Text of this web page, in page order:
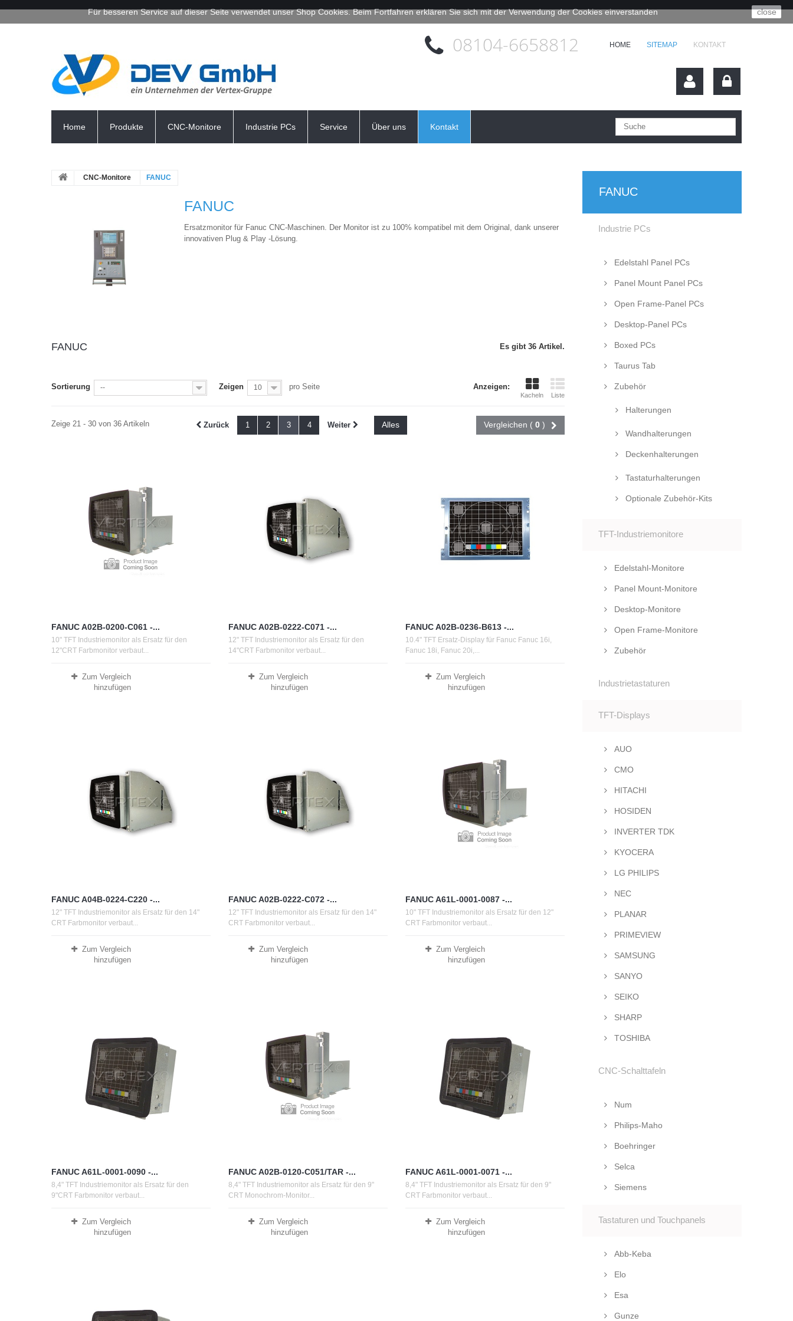
HOME SITEMAP KONTAKT
08104-6658812
Home Produkte CNC-Monitore Industrie PCs Service Über uns Kontakt
CNC-Monitore FANUC
FANUC
Ersatzmonitor für Fanuc CNC-Maschinen. Der Monitor ist zu 100% kompatibel mit dem Original, dank unserer
innovativen Plug & Play -Lösung.
FANUC Es gibt 36 Artikel.
Anzeigen:
Kacheln Liste
Sortierung -- Zeigen 10 pro Seite
Vergleichen ( 0 )
Alles
Zurück 1 2 3 4 Weiter
Zeige 21 - 30 von 36 Artikeln
FANUC A02B-0200-C061 -...
10" TFT Industriemonitor als Ersatz für den
12"CRT Farbmonitor verbaut...
Zum Vergleich
hinzufügen
FANUC A02B-0222-C071 -...
12" TFT Industriemonitor als Ersatz für den
14"CRT Farbmonitor verbaut...
Zum Vergleich
hinzufügen
FANUC A02B-0236-B613 -...
10.4" TFT Ersatz-Display für Fanuc Fanuc 16i,
Fanuc 18i, Fanuc 20i,...
Zum Vergleich
hinzufügen
FANUC A04B-0224-C220 -...
12" TFT Industriemonitor als Ersatz für den 14"
CRT Farbmonitor verbaut...
Zum Vergleich
hinzufügen
FANUC A02B-0222-C072 -...
12" TFT Industriemonitor als Ersatz für den 14"
CRT Farbmonitor verbaut...
Zum Vergleich
hinzufügen
FANUC A61L-0001-0087 -...
10" TFT Industriemonitor als Ersatz für den 12"
CRT Farbmonitor verbaut...
Zum Vergleich
hinzufügen
FANUC A61L-0001-0090 -...
8,4" TFT Industriemonitor als Ersatz für den
9"CRT Farbmonitor verbaut...
Zum Vergleich
hinzufügen
FANUC A02B-0120-C051/TAR -...
8,4" TFT Industriemonitor als Ersatz für den 9"
CRT Monochrom-Monitor...
Zum Vergleich
hinzufügen
FANUC A61L-0001-0071 -...
8,4" TFT Industriemonitor als Ersatz für den 9"
CRT Farbmonitor verbaut...
Zum Vergleich
hinzufügen
FANUC
Industrie PCs
Edelstahl Panel PCs
Panel Mount Panel PCs
Open Frame-Panel PCs
Desktop-Panel PCs
Boxed PCs
Taurus Tab
Zubehör
Halterungen
Wandhalterungen
Deckenhalterungen
Tastaturhalterungen
Optionale Zubehör-Kits
TFT-Industriemonitore
Edelstahl-Monitore
Panel Mount-Monitore
Desktop-Monitore
Open Frame-Monitore
Zubehör
Industrietastaturen
TFT-Displays
AUO
CMO
HITACHI
HOSIDEN
INVERTER TDK
KYOCERA
LG PHILIPS
NEC
PLANAR
PRIMEVIEW
SAMSUNG
SANYO
SEIKO
SHARP
TOSHIBA
CNC-Schalttafeln
Num
Philips-Maho
Boehringer
Selca
Siemens
Tastaturen und Touchpanels
Abb-Keba
Elo
Esa
Gunze
Für besseren Service auf dieser Seite verwendet unser Shop Cookies. Beim Fortfahren erklären Sie sich mit der Verwendung der Cookies einverstanden close